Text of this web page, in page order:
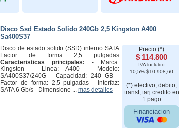
Disco Ssd Estado Solido 240Gb 2,5 Kingston A400
Sa400S37
Disco de estado solido (SSD) interno SATA
Factor de forma 2,5 pulgadas
Caracteristicas principales: - Marca:
Kingston - Linea: A400 - Modelo:
SA400S37/240G - Capacidad: 240 GB -
Factor de forma: 2,5 pulgadas - Interfaz:
SATA 6 Gb/s - Dimensione ... mas detalles
Precio (*)
$ 114.800
IVA incluido
10,5% $10.908,60
(*) efectivo, debito,
transf, tarj credito en
1 pago
Financiacion